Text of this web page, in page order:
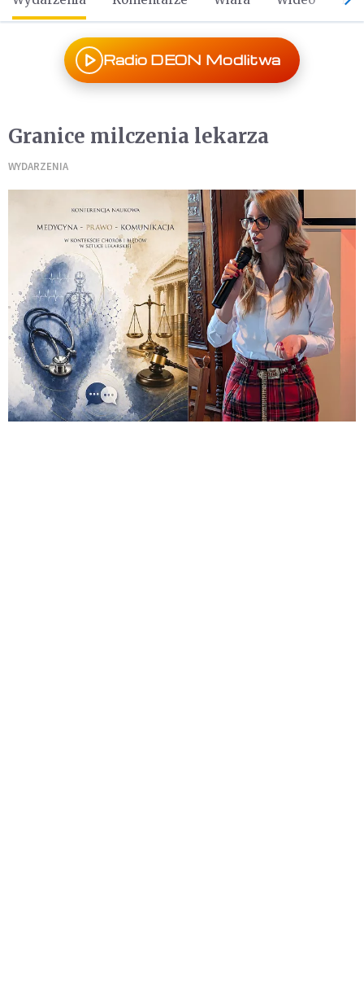
Radio DEON Modlitwa
Granice milczenia lekarza
WYDARZENIA